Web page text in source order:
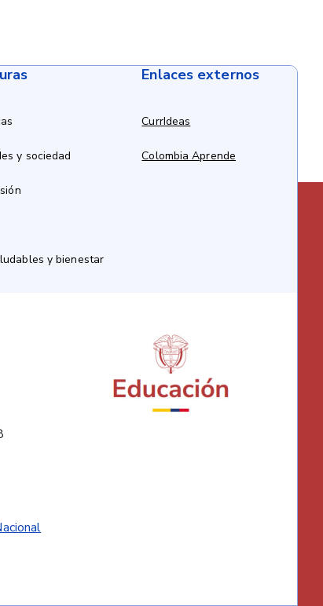
y sociedad
y bienestar
Enlaces externos
CurrIdeas
Colombia Aprende